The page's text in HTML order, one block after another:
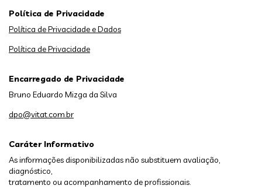
Caráter Informativo
As informações disponibilizadas não substituem avaliação,
diagnóstico,
tratamento ou acompanhamento de profissionais.
Política de Privacidade
Política de Privacidade e Dados
Política de Privacidade
Encarregado de Privacidade
Bruno Eduardo Mizga da Silva
dpo@vitat.com.br